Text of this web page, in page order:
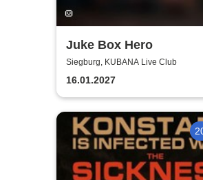
Juke Box Hero
Siegburg, KUBANA Live Club
16.01.2027